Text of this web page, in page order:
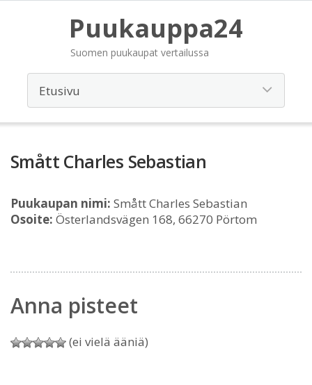
Puukauppa24
Suomen puukaupat vertailussa
Smått Charles Sebastian
Puukaupan nimi: Smått Charles Sebastian
Osoite: Österlandsvägen 168, 66270 Pörtom
Anna pisteet
(ei vielä ääniä)